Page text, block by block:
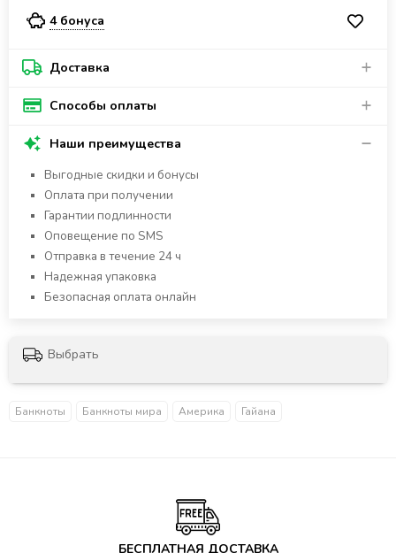
4 бонуса
Доставка
Способы оплаты
Наши преимущества
Выгодные скидки и бонусы
Оплата при получении
Гарантии подлинности
Оповещение по SMS
Отправка в течение 24 ч
Надежная упаковка
Безопасная оплата онлайн
Выбрать
Банкноты Банкноты мира Америка Гайана
БЕСПЛАТНАЯ ДОСТАВКА